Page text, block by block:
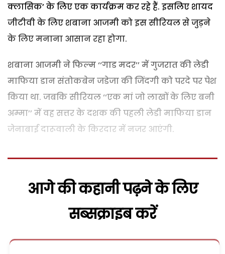
क्लासिक’ के लिए एक कार्यक्रम कर रहे हैं. इसलिए शायद
जीटीवी के लिए शबाना आजमी को इस सीरियल से जुड़ने
के लिए मनाना आसान रहा होगा.
शबाना आजमी ने फिल्म ‘‘गाड मदर’’ में गुजरात की लेडी
माफिया डान संतोकबेन जडेजा की जिंदगी को परदे पर पेश
किया था. जबकि सीरियल ‘‘एक मां जो लाखों के लिए बनी
अम्मा’’ में वह सत्तर के दशक की पहली लेडी माफिया डान
जेनाबाई दारूवाली के किरदार में नजर आएंगी.
आगे की कहानी पढ़ने के लिए
सब्सक्राइब करें